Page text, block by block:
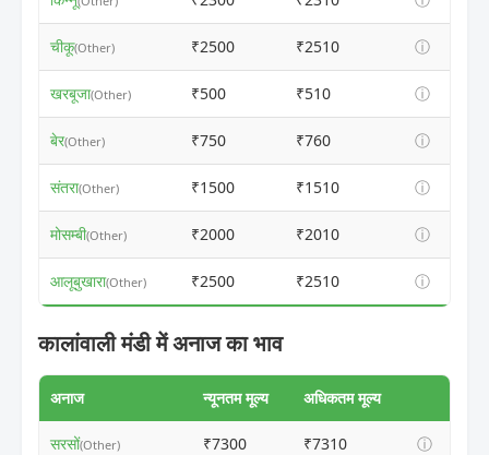
चीकू(Other) ₹2500 ₹2510 ⓘ
खरबूजा(Other) ₹500 ₹510 ⓘ
बेर(Other) ₹750 ₹760 ⓘ
संतरा(Other) ₹1500 ₹1510 ⓘ
मोसम्बी(Other) ₹2000 ₹2010 ⓘ
आलूबुखारा(Other) ₹2500 ₹2510 ⓘ
कालांवाली मंडी में अनाज का भाव
अनाज न्यूनतम मूल्य अधिकतम मूल्य
सरसों(Other) ₹7300 ₹7310 ⓘ